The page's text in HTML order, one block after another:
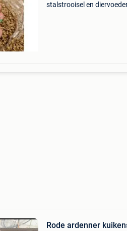
stalstrooisel en
Rode ardenner